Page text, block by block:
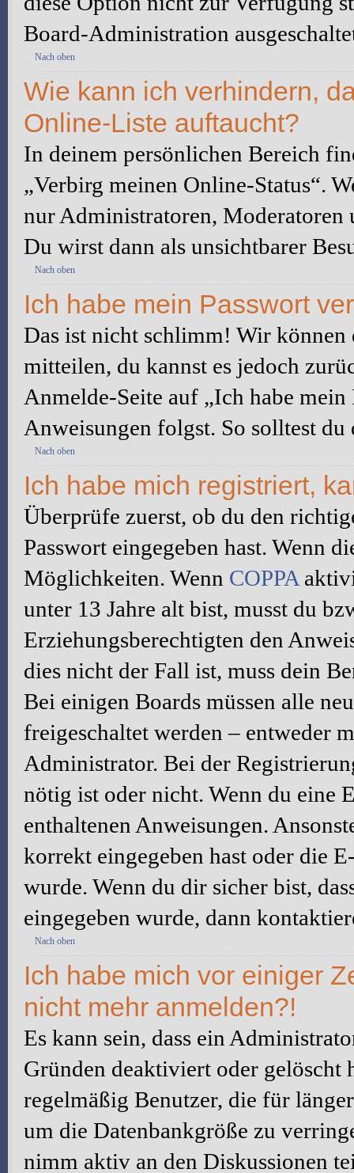
Board-Administration
Nach oben
Wie kann ich verhindern,
Online-Liste auftaucht?
In deinem persönlichen Bereich
„Verbirg meinen Online-Status“.
nur Administratoren, Moderatoren
Du wirst dann als unsichtbarer
Nach oben
Ich habe mein Passwort
Das ist nicht schlimm! Wir
mitteilen, du kannst es jedoch
Anmelde-Seite auf „Ich habe
Anweisungen folgst. So solltest
Nach oben
Ich habe mich registriert,
Überprüfe zuerst, ob du den
Passwort eingegeben hast. Wenn
Möglichkeiten. Wenn COPPA
unter 13 Jahre alt bist, musst du
Erziehungsberechtigten den
dies nicht der Fall ist, muss dein
Bei einigen Boards müssen alle
freigeschaltet werden – entweder
Administrator. Bei der
nötig ist oder nicht. Wenn du eine
enthaltenen Anweisungen.
korrekt eingegeben hast oder die
wurde. Wenn du dir sicher bist,
eingegeben wurde, dann
Nach oben
Ich habe mich vor einiger
nicht mehr anmelden?!
Es kann sein, dass ein
Gründen deaktiviert oder gelöscht
regelmäßig Benutzer, die für
um die Datenbankgröße zu
nimm aktiv an den Diskussionen